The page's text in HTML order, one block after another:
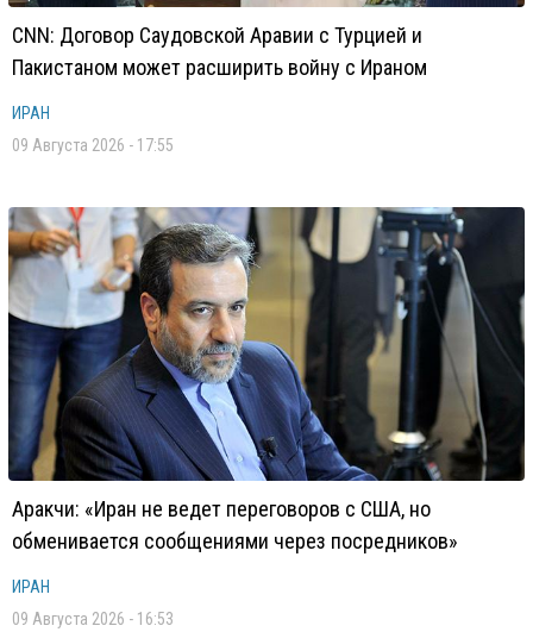
CNN: Договор Саудовской Аравии с Турцией и
Пакистаном может расширить войну с Ираном
ИРАН
09 Августа 2026 - 17:55
Аракчи: «Иран не ведет переговоров с США, но
обменивается сообщениями через посредников»
ИРАН
09 Августа 2026 - 16:53